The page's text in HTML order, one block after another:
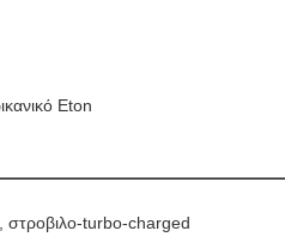
Eton
στροβιλο-turbo-charged